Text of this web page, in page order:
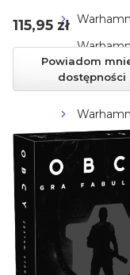
Obcy
Inne
Gry bitewne
Cena
115,95 zł
Powiadom
dostępności